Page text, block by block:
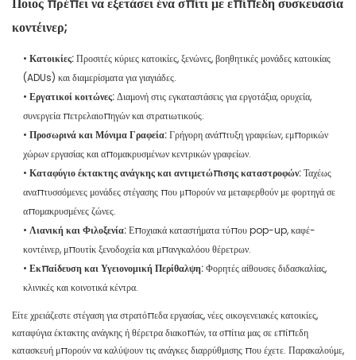
Ποιος πρέπει να εξετάσει ένα σπίτι με επίπεδη συσκευασία
κοντέινερ;
•Κατοικίες:Προσιτές κύριες κατοικίες, ξενώνες, βοηθητικές μονάδες κατοικίας
(ADUs) και διαμερίσματα για γιαγιάδες.
•Εργατικοί κοιτώνες:Διαμονή στις εγκαταστάσεις για εργοτάξια, ορυχεία,
συνεργεία πετρελαιοπηγών και στρατιωτικούς.
•Προσωρινά και Μόνιμα Γραφεία:Γρήγορη ανάπτυξη γραφείων, εμπορικών
χώρων εργασίας και απομακρυσμένων κεντρικών γραφείων.
•Καταφύγιο έκτακτης ανάγκης και αντιμετώπισης καταστροφών:Ταχέως
αναπτυσσόμενες μονάδες στέγασης που μπορούν να μεταφερθούν με φορτηγά σε
απομακρυσμένες ζώνες.
•Λιανική και Φιλοξενία:Εποχιακά καταστήματα τύπου pop-up, καφέ-
κοντέινερ, μπουτίκ ξενοδοχεία και μπανγκαλόου θέρετρων.
•Εκπαίδευση και Υγειονομική Περίθαλψη:Φορητές αίθουσες διδασκαλίας,
κλινικές και κοινοτικά κέντρα.
Είτε χρειάζεστε στέγαση για στρατόπεδα εργασίας, νέες οικογενειακές κατοικίες,
καταφύγια έκτακτης ανάγκης ή θέρετρα διακοπών, τα σπίτια μας σε επίπεδη
κατασκευή μπορούν να καλύψουν τις ανάγκες διαρρύθμισης που έχετε. Παρακαλούμε,